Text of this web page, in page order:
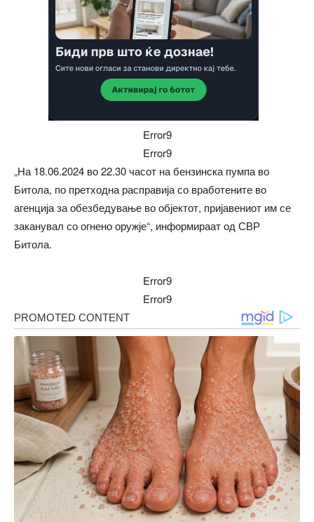
Error9
Error9
„На 18.06.2024 во 22.30 часот на бензинска пумпа во
Битола, по претходна расправија со вработените во
агенција за обезбедување во објектот, пријавениот им се
заканувал со огнено оружје“, информираат од СВР
Битола.
Error9
Error9